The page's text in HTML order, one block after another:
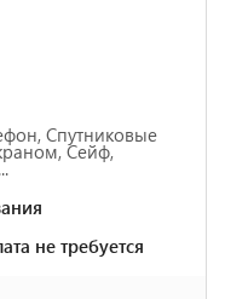
Спутниковые
Сейф,
не требуется